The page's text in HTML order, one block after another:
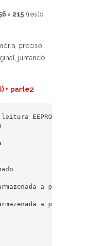
= 215 (resto
preciso
juntando
+ parte2
EEPROM - INT
a parte1
a parte2